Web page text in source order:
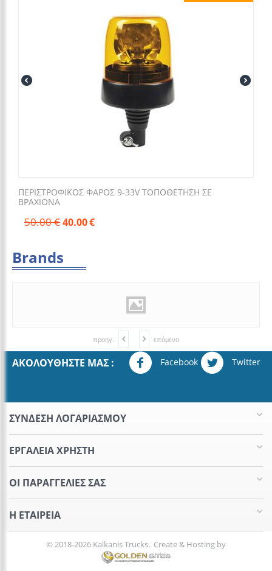
ΠΕΡΙΣΤΡΟΦΙΚΟΣ ΦΑΡΟΣ 9-33V ΤΟΠΟΘΕΤΗΣΗ ΣΕ
ΒΡΑΧΙΟΝΑ
50.00€40.00€
Brands
προηγ. επόμενο
ΑΚΟΛΟΥΘΉΣΤΕ ΜΑΣ : Facebook Twitter
ΣΥΝΔΕΣΗ ΛΟΓΑΡΙΑΣΜΟΥ​
ΕΡΓΑΛΕΊΑ ΧΡΉΣΤΗ
ΟΙ ΠΑΡΑΓΓΕΛΊΕΣ​ ΣΑΣ
Η ΕΤΑΙΡΕΊΑ​
© 2018-2026 Kalkanis Trucks. Create & Hosting by